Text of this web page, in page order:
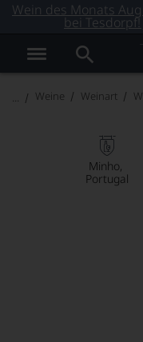
Wein des Monats
bei
Weine Weinart
Minho
Portugal